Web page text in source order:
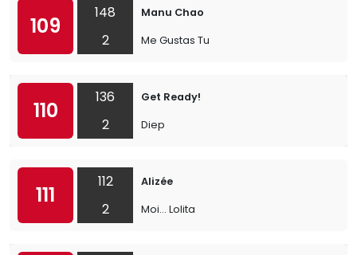
109
148
2
Manu Chao
Me Gustas Tu
110
136
2
Get Ready!
Diep
111
112
2
Alizée
Moi… Lolita